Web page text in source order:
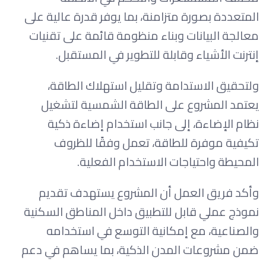
المتعددة بصورة متزامنة، بما يوفر قدرة عالية على
معالجة البيانات وبناء منظومة قائمة على تقنيات
إنترنت الأشياء وقابلة للتطوير في المستقبل.
ولتحقيق الاستدامة وتقليل استهلاك الطاقة،
يعتمد المشروع على الطاقة الشمسية لتشغيل
نظام الإضاءة، إلى جانب استخدام إضاءة ذكية
تكيفية موفرة للطاقة، تعمل وفقًا للظروف
المحيطة واحتياجات الاستخدام الفعلية.
وأكد فريق العمل أن المشروع يستهدف تقديم
نموذج عملي قابل للتطبيق داخل المناطق السكنية
والصناعية، مع إمكانية التوسع في استخدامه
ضمن مشروعات المدن الذكية، بما يساهم في دعم